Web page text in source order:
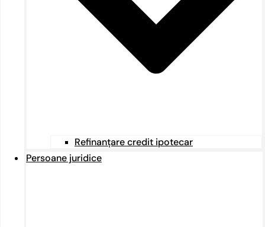
Refinanțare credit ipotecar
Persoane juridice